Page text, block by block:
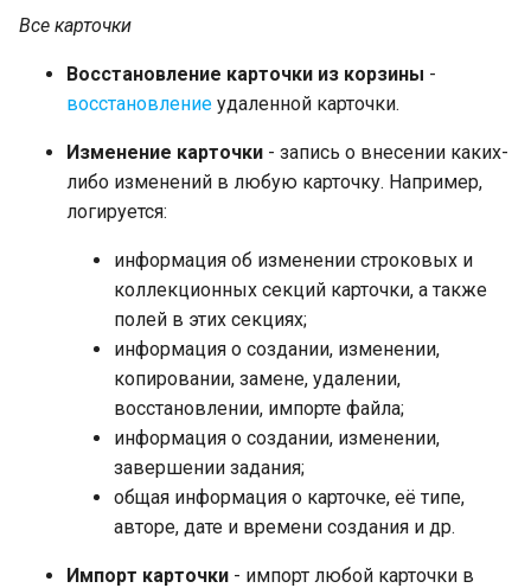
Все карточки
Восстановление карточки из корзины -
восстановление удаленной карточки.
Изменение карточки - запись о внесении каких-
либо изменений в любую карточку. Например,
логируется:
информация об изменении строковых и
коллекционных секций карточки, а также
полей в этих секциях;
информация о создании, изменении,
копировании, замене, удалении,
восстановлении, импорте файла;
информация о создании, изменении,
завершении задания;
общая информация о карточке, её типе,
авторе, дате и времени создания и др.
Импорт карточки - импорт любой карточки в